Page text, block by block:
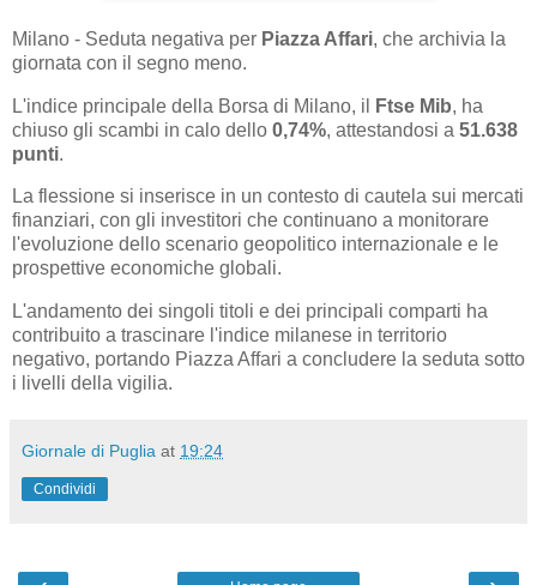
Milano - Seduta negativa per Piazza Affari, che archivia la
giornata con il segno meno.
L'indice principale della Borsa di Milano, il Ftse Mib, ha
chiuso gli scambi in calo dello 0,74%, attestandosi a 51.638
punti.
La flessione si inserisce in un contesto di cautela sui mercati
finanziari, con gli investitori che continuano a monitorare
l'evoluzione dello scenario geopolitico internazionale e le
prospettive economiche globali.
L'andamento dei singoli titoli e dei principali comparti ha
contribuito a trascinare l'indice milanese in territorio
negativo, portando Piazza Affari a concludere la seduta sotto
i livelli della vigilia.
Giornale di Puglia at 19:24
Condividi